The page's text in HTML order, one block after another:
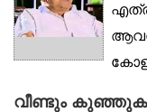
വീണ്ടും